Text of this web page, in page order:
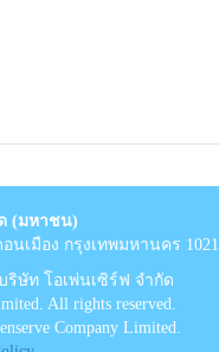
(มหาชน)
เมือง กรุงเทพมหานคร
ริษัท โอเพ่นเซิร์ฟ จำกัด
All rights reserved.
Company Limited.